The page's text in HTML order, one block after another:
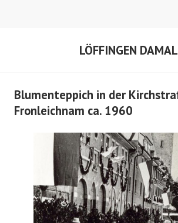
LÖFFINGEN
Blumenteppich in der
Fronleichnam ca. 1960